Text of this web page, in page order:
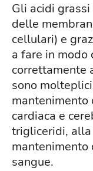
Gli acidi
delle
cellulari) e
a fare in modo
correttamente
sono
mantenimento
cardiaca e
trigliceridi, alla
sangue.